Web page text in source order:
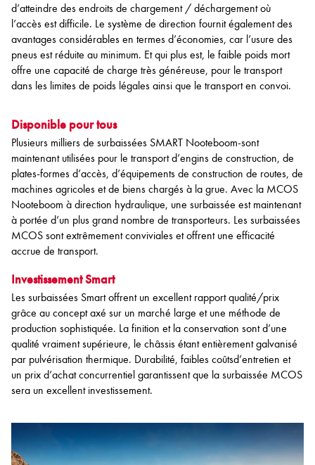
d’atteindre des endroits de chargement / déchargement où
l’accès est difficile. Le système de direction fournit également des
avantages considérables en termes d’économies, car l’usure des
pneus est réduite au minimum. Et qui plus est, le faible poids mort
offre une capacité de charge très généreuse, pour le transport
dans les limites de poids légales ainsi que le transport en convoi.
Disponible pour tous
Plusieurs milliers de surbaissées SMART Nooteboom-sont
maintenant utilisées pour le transport d’engins de construction, de
plates-formes d’accès, d’équipements de construction de routes, de
machines agricoles et de biens chargés à la grue. Avec la MCOS
Nooteboom à direction hydraulique, une surbaissée est maintenant
à portée d’un plus grand nombre de transporteurs. Les surbaissées
MCOS sont extrêmement conviviales et offrent une efficacité
accrue de transport.
Investissement Smart
Les surbaissées Smart offrent un excellent rapport qualité/prix
grâce au concept axé sur un marché large et une méthode de
production sophistiquée. La finition et la conservation sont d’une
qualité vraiment supérieure, le châssis étant entièrement galvanisé
par pulvérisation thermique. Durabilité, faibles coûtsd’entretien et
un prix d’achat concurrentiel garantissent que la surbaissée MCOS
sera un excellent investissement.